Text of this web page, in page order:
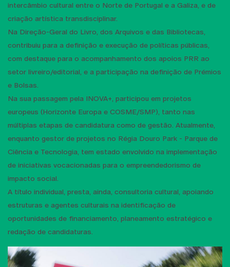
intercâmbio cultural entre o Norte de Portugal e a Galiza, e de
criação artística transdisciplinar.
Na Direção-Geral do Livro, dos Arquivos e das Bibliotecas,
contribuiu para a definição e execução de políticas públicas,
com destaque para o acompanhamento dos apoios PRR ao
setor livreiro/editorial, e a participação na definição de Prémios
e Bolsas.
Na sua passagem pela INOVA+, participou em projetos
europeus (Horizonte Europa e COSME/SMP), tanto nas
múltiplas etapas de candidatura como de gestão. Atualmente,
enquanto gestor de projetos no Régia Douro Park - Parque de
Ciência e Tecnologia, tem estado envolvido na implementação
de iniciativas vocacionadas para o empreendedorismo de
impacto social.
A título individual, presta, ainda, consultoria cultural, apoiando
estruturas e agentes culturais na identificação de
oportunidades de financiamento, planeamento estratégico e
redação de candidaturas.